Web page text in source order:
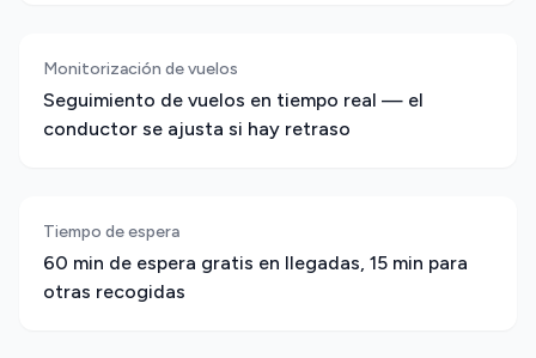
Monitorización de vuelos
Seguimiento de vuelos en tiempo real — el
conductor se ajusta si hay retraso
Tiempo de espera
60 min de espera gratis en llegadas, 15 min para
otras recogidas